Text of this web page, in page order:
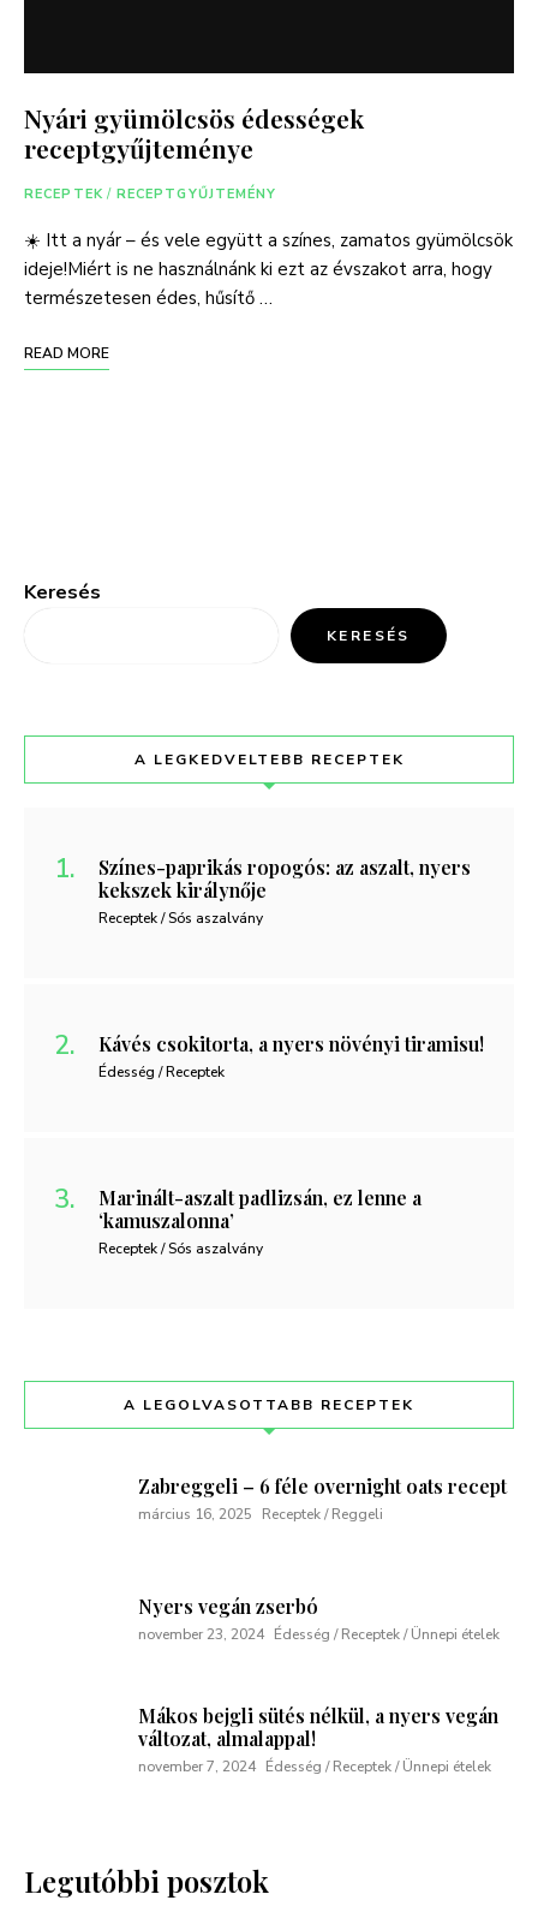
Nyári gyümölcsös édességek
receptgyűjteménye
RECEPTEK / RECEPTGYŰJTEMÉNY
☀️ Itt a nyár – és vele együtt a színes, zamatos gyümölcsök
ideje!Miért is ne használnánk ki ezt az évszakot arra, hogy
természetesen édes, hűsítő …
READ MORE
Keresés
KERESÉS
A LEGKEDVELTEBB RECEPTEK
Színes-paprikás ropogós: az aszalt, nyers
kekszek királynője
Receptek / Sós aszalvány
Kávés csokitorta, a nyers növényi tiramisu!
Édesség / Receptek
Marinált-aszalt padlizsán, ez lenne a
‘kamuszalonna’
Receptek / Sós aszalvány
A LEGOLVASOTTABB RECEPTEK
Zabreggeli – 6 féle overnight oats recept
március 16, 2025 Receptek / Reggeli
Nyers vegán zserbó
november 23, 2024 Édesség / Receptek / Ünnepi ételek
Mákos bejgli sütés nélkül, a nyers vegán
változat, almalappal!
november 7, 2024 Édesség / Receptek / Ünnepi ételek
Legutóbbi posztok